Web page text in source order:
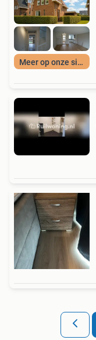
Meer op onze site